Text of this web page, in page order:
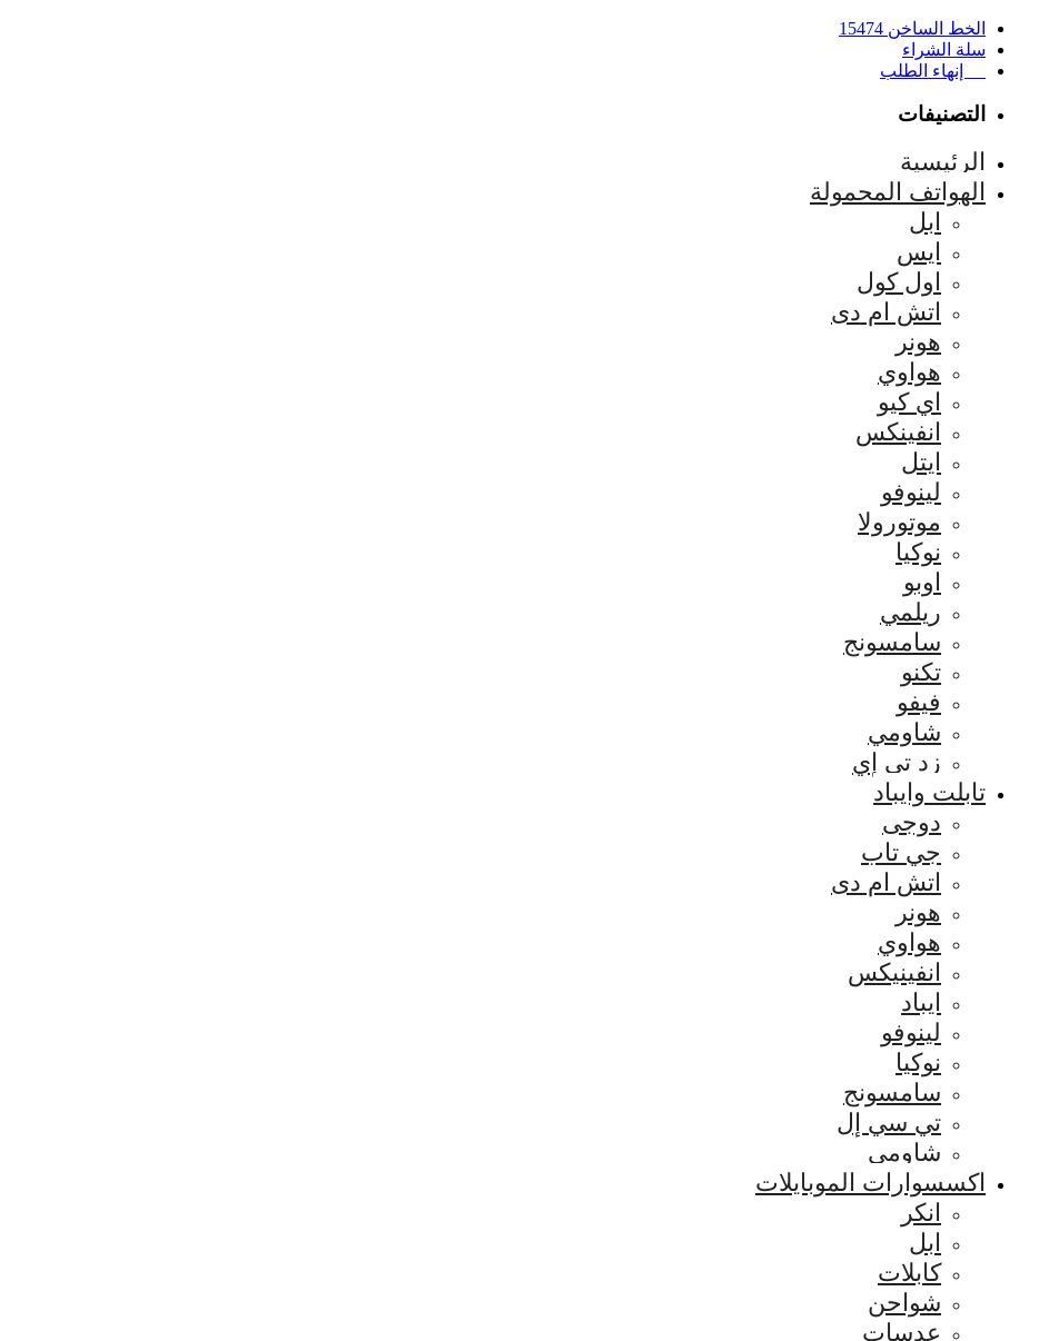
الخط الساخن 15474
سلة الشراء
إنهاء الطلب
التصنيفات
الرئيسية
الهواتف المحمولة
ابل
ايس
اول كول
اتش ام دى
هونر
هواوي
اي كيو
انفينكس
ايتل
لينوفو
موتورولا
نوكيا
اوبو
ريلمي
سامسونج
تكنو
فيفو
شاومي
زد تي إي
تابلت وايباد
دوجى
جي تاب
اتش ام دى
هونر
هواوي
انفينيكس
ايباد
لينوفو
نوكيا
سامسونج
تي سي إل
شاومي
اكسسوارات الموبايلات
انكر
ابل
كابلات
شواحن
عدسات